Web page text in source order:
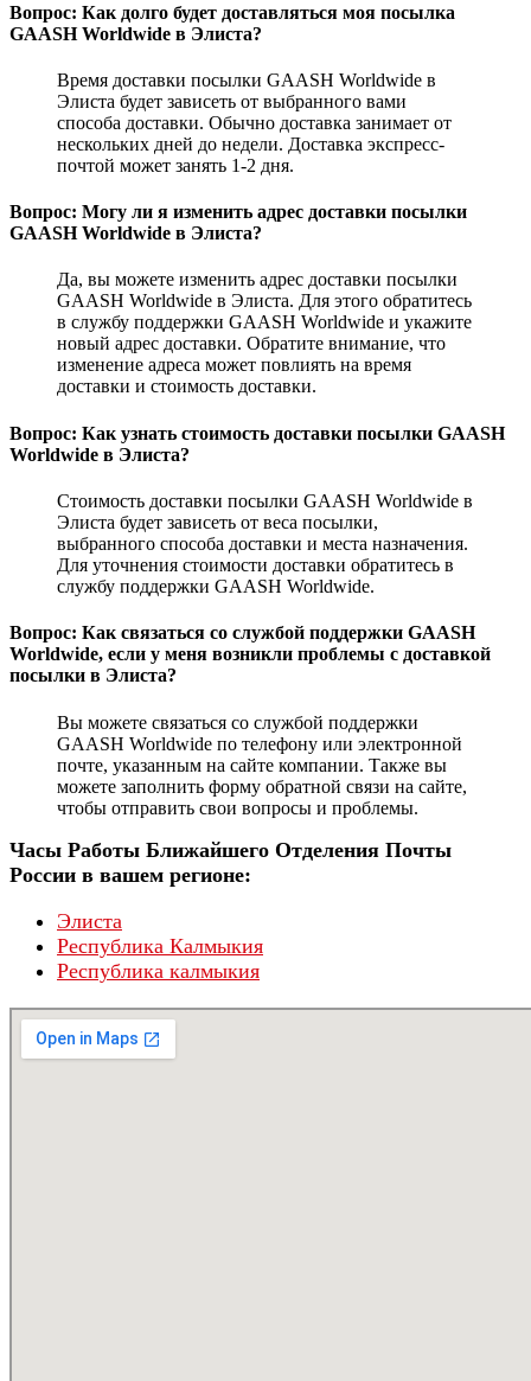
Вопрос: Как долго будет доставляться моя посылка
GAASH Worldwide в Элиста?
Время доставки посылки GAASH Worldwide в
Элиста будет зависеть от выбранного вами
способа доставки. Обычно доставка занимает от
нескольких дней до недели. Доставка экспресс-
почтой может занять 1-2 дня.
Вопрос: Могу ли я изменить адрес доставки посылки
GAASH Worldwide в Элиста?
Да, вы можете изменить адрес доставки посылки
GAASH Worldwide в Элиста. Для этого обратитесь
в службу поддержки GAASH Worldwide и укажите
новый адрес доставки. Обратите внимание, что
изменение адреса может повлиять на время
доставки и стоимость доставки.
Вопрос: Как узнать стоимость доставки посылки GAASH
Worldwide в Элиста?
Стоимость доставки посылки GAASH Worldwide в
Элиста будет зависеть от веса посылки,
выбранного способа доставки и места назначения.
Для уточнения стоимости доставки обратитесь в
службу поддержки GAASH Worldwide.
Вопрос: Как связаться со службой поддержки GAASH
Worldwide, если у меня возникли проблемы с доставкой
посылки в Элиста?
Вы можете связаться со службой поддержки
GAASH Worldwide по телефону или электронной
почте, указанным на сайте компании. Также вы
можете заполнить форму обратной связи на сайте,
чтобы отправить свои вопросы и проблемы.
Часы Работы Ближайшего Отделения Почты
России в вашем регионе:
Элиста
Республика Калмыкия
Республика калмыкия